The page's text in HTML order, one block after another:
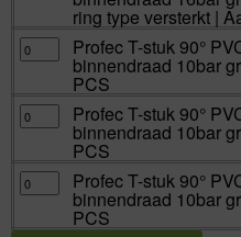
|
Aantal
1
Aantal
1
PCS
U
2"
binnendraad
RVS
ring
type
Aantal
1
PCS
ring type versterkt |
Profec
T-
stuk
U
2
1/2"
binnendraad
|
Aantal
1
Profec T-stuk 90°
binnendraad 10bar
PCS
Profec
T-
stuk
U
2
1/2"
binnendraad
grijs
Profec T-stuk 90°
binnendraad 10bar
PCS
Profec
T-
stuk
Profec T-stuk 90°
binnendraad 10bar
PCS